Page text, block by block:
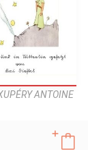
ANTOINE